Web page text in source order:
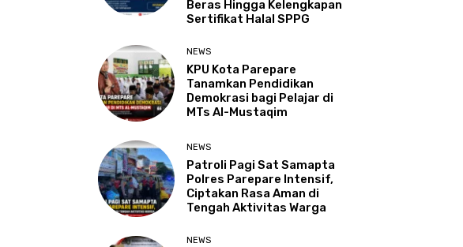
Beras Hingga Kelengkapan
Sertifikat Halal SPPG
NEWS
KPU Kota Parepare
Tanamkan Pendidikan
Demokrasi bagi Pelajar di
MTs Al-Mustaqim
NEWS
Patroli Pagi Sat Samapta
Polres Parepare Intensif,
Ciptakan Rasa Aman di
Tengah Aktivitas Warga
NEWS